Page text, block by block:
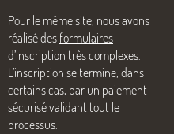
Pour le même site, nous avons
réalisé des formulaires
d’inscription très complexes.
L’inscription se termine, dans
certains cas, par un paiement
sécurisé validant tout le
processus.